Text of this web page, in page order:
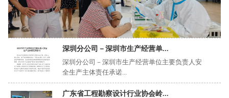
深圳分公司－深圳市生产经营单...
深圳分公司－深圳市生产经营单位主要负责人安
全生产主体责任承诺...
广东省工程勘察设计行业协会岭...